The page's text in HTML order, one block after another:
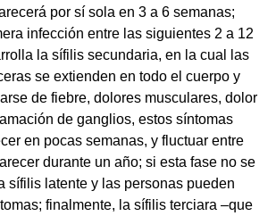
por sí sola en 3 a 6 semanas;
infección entre las siguientes 2 a 12
la sífilis secundaria, en la cual las
se extienden en todo el cuerpo y
de fiebre, dolores musculares, dolor
de ganglios, estos síntomas
en pocas semanas, y fluctuar entre
durante un año; si esta fase no se
sífilis latente y las personas pueden
finalmente, la sífilis terciara –que